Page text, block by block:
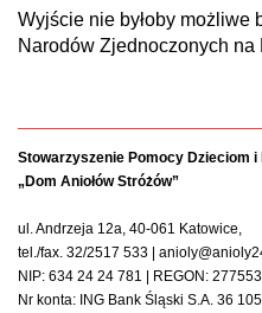
Wyjście nie byłoby możliwe
Narodów Zjednoczonych
Stowarzyszenie Pomocy Dzieciom i
„Dom Aniołów Stróżów”
ul. Andrzeja 12a, 40-061 Katowice,
tel./fax. 32/2517 533 |
NIP: 634 24 24 781 | REGON:
Nr konta: ING Bank Śląski S.A. 36